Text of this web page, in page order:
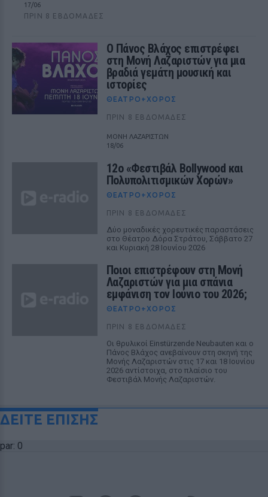
17/06
ΠΡΙΝ 8 ΕΒΔΟΜΆΔΕΣ
Ο Πάνος Βλάχος επιστρέφει
στη Μονή Λαζαριστών για μια
βραδιά γεμάτη μουσική και
ιστορίες
ΘΈΑΤΡΟ+ΧΟΡΌΣ
ΠΡΙΝ 8 ΕΒΔΟΜΆΔΕΣ
ΜΟΝΗ ΛΑΖΑΡΙΣΤΩΝ
18/06
12ο «Φεστιβάλ Bollywood και
Πολυπολιτισμικών Χορών»
ΘΈΑΤΡΟ+ΧΟΡΌΣ
ΠΡΙΝ 8 ΕΒΔΟΜΆΔΕΣ
Δύο μοναδικές χορευτικές παραστάσεις
στο Θέατρο Δόρα Στράτου, Σάββατο 27
και Κυριακή 28 Ιουνίου 2026
Ποιοι επιστρέφουν στη Μονή
Λαζαριστών για μια σπάνια
εμφάνιση τον Ιούνιο του 2026;
ΘΈΑΤΡΟ+ΧΟΡΌΣ
ΠΡΙΝ 8 ΕΒΔΟΜΆΔΕΣ
Οι θρυλικοί Einstürzende Neubauten και ο
Πάνος Βλάχος ανεβαίνουν στη σκηνή της
Μονής Λαζαριστών στις 17 και 18 Ιουνίου
2026 αντίστοιχα, στο πλαίσιο του
Φεστιβάλ Μονής Λαζαριστών.
ΔΕΙΤΕ ΕΠΙΣΗΣ
par: 0